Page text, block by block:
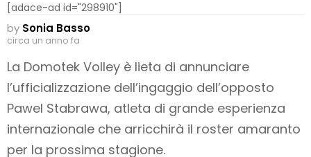
[adace-ad id="298910"]
by Sonia Basso
circa un anno fa
La Domotek Volley è lieta di annunciare
l’ufficializzazione dell’ingaggio dell’opposto
Pawel Stabrawa, atleta di grande esperienza
internazionale che arricchirà il roster amaranto
per la prossima stagione.